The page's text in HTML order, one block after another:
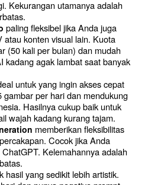
Kekurangan utamanya adalah
paling fleksibel jika Anda juga
atau konten visual lain. Kuota
(50 kali per bulan) dan mudah
kadang agak lambat saat banyak
untuk yang ingin akses cepat
gambar per hari dan mendukung
Hasilnya cukup baik untuk
wajah kadang kurang tajam.
memberikan fleksibilitas
Cocok jika Anda
Kelemahannya adalah
hasil yang sedikit lebih artistik.